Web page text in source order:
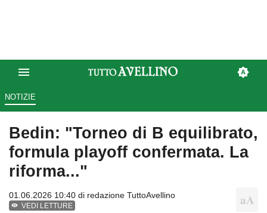
NOTIZIE
Bedin: "Torneo di B equilibrato,
formula playoff confermata. La
riforma..."
01.06.2026 10:40 di redazione TuttoAvellino
VEDI LETTURE